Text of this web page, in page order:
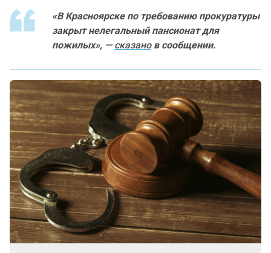
«В Красноярске по требованию прокуратуры
закрыт нелегальный пансионат для
пожилых», — сказанов сообщении.